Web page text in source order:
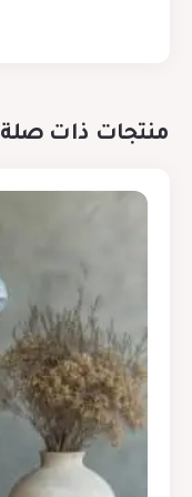
منتجات ذات صلة